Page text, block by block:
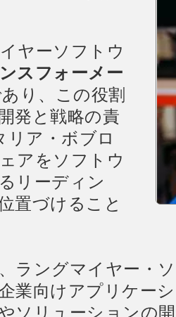
ヤーソフトウ
スフォーメー
り、この役割
発と戦略の責
リア・ボブロ
アをソフトウ
リーディン
置づけること
ラングマイヤー・
業向けアプリケー
ソリューションの